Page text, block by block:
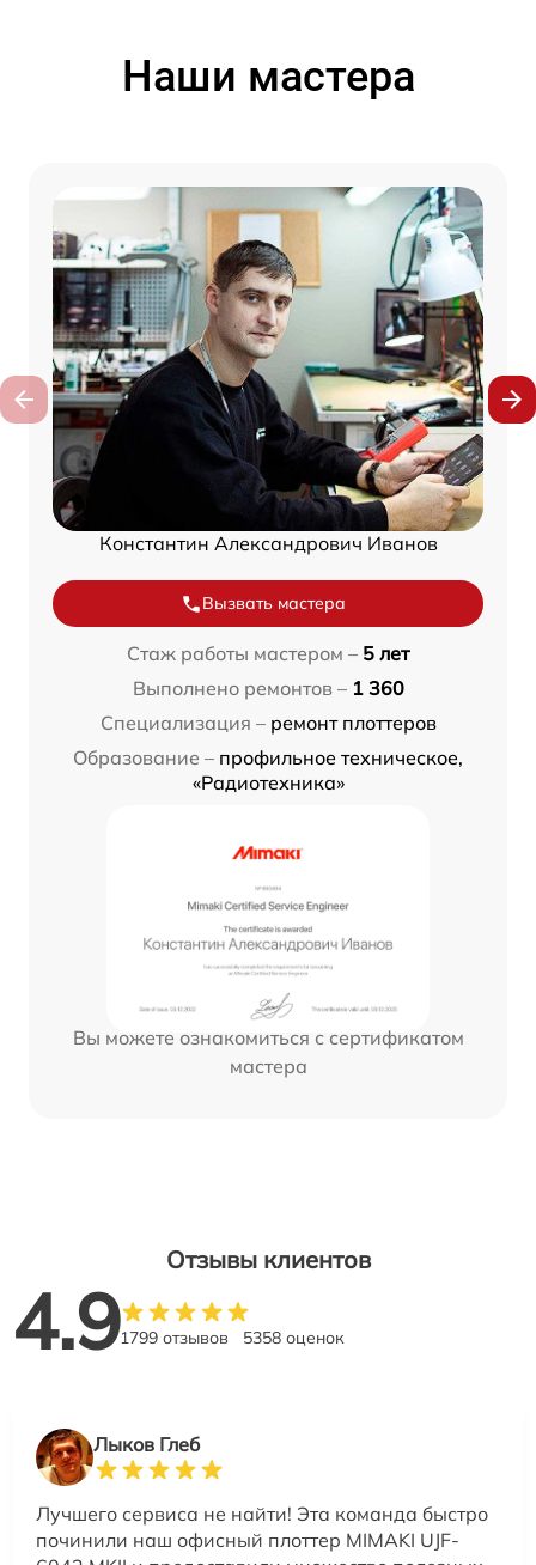
Наши мастера
Константин Александрович Иванов
Вызвать мастера
Стаж работы мастером – 5 лет
Выполнено ремонтов – 1 360
Специализация – ремонт плоттеров
Образование – профильное техническое,
«Радиотехника»
Вы можете ознакомиться с сертификатом
мастера
Отзывы клиентов
4.91799 отзывов 5358 оценок
Лыков Глеб
Лучшего сервиса не найти! Эта команда быстро
починили наш офисный плоттер MIMAKI UJF-